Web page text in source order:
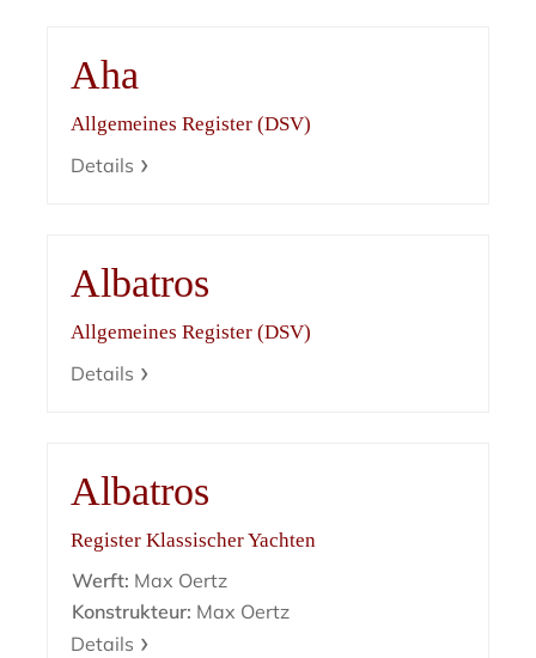
Aha
Allgemeines Register (DSV)
Details
Albatros
Allgemeines Register (DSV)
Details
Albatros
Register Klassischer Yachten
Werft: Max Oertz
Konstrukteur: Max Oertz
Details